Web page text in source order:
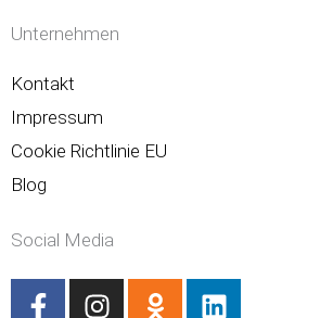
Unternehmen
Kontakt
Impressum
Cookie Richtlinie EU
Blog
Social Media
F
I
O
L